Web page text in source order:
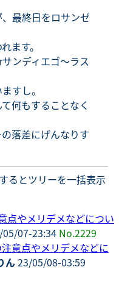
最終日をロサンゼ
ます。
ンディエゴ～ラス
すし。
何もすることなく
落差にげんなりす
るとツリーを一括表示
点やメリデメなどについ
07-23:34 No.2229
意点やメリデメなどに
ん23/05/08-03:59